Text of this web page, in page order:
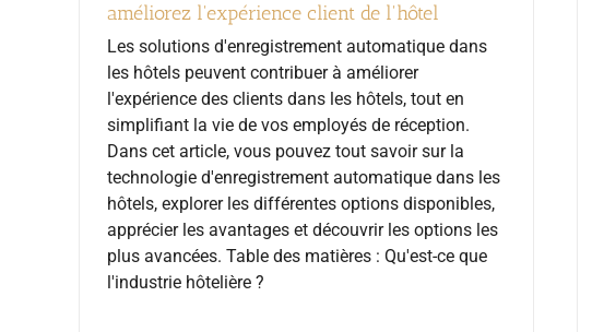
améliorez l'expérience client de l'hôtel
Les solutions d'enregistrement automatique dans
les hôtels peuvent contribuer à améliorer
l'expérience des clients dans les hôtels, tout en
simplifiant la vie de vos employés de réception.
Dans cet article, vous pouvez tout savoir sur la
technologie d'enregistrement automatique dans les
hôtels, explorer les différentes options disponibles,
apprécier les avantages et découvrir les options les
plus avancées. Table des matières : Qu'est-ce que
l'industrie hôtelière ?